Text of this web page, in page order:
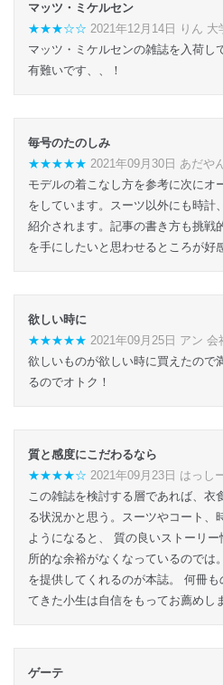
マッツ・ミケルセン
★★★☆☆ 2021年12月14日 りん 大
マッツ・ミケルセンの雑誌を入荷し
有難いです、、！
毎号のたのしみ
★★★★★ 2021年09月30日 あだや
モデルの着こなし方を参考に次にオ
をしています。スーツ以外にも時計
紹介されます。記事の書き方も挑戦
を手にしたいと思わせるところが好
欲しい時に
★★★★★ 2021年09月25日 アン 会
欲しいものが欲しい時に買えたので
るのでオトク！
質と感度にこだわるなら
★★★★☆ 2021年09月23日 はっし
この雑誌を検討する層であれば、衣
る状況かと思う。スーツやコート、
ようになると、 質の良いストーリ
所的な余裕がなくなっているのでは
を提供してくれるのが本誌。 何冊
てきた小生は自信をもってお薦めし
ゲーテ